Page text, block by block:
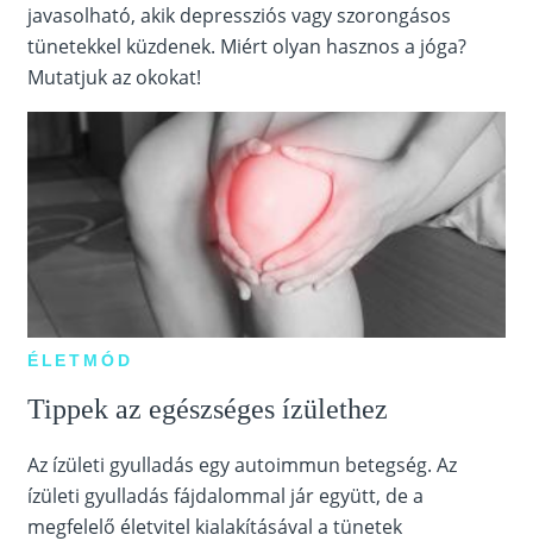
javasolható, akik depressziós vagy szorongásos
tünetekkel küzdenek. Miért olyan hasznos a jóga?
Mutatjuk az okokat!
ÉLETMÓD
Tippek az egészséges ízülethez
Az ízületi gyulladás egy autoimmun betegség. Az
ízületi gyulladás fájdalommal jár együtt, de a
megfelelő életvitel kialakításával a tünetek